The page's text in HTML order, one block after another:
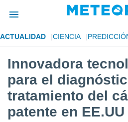
de
por
para
la
que se
calidad.
ACTUALIDAD CIENCIA
Innovadora
para el
tratamiento del
patente en EE.UU